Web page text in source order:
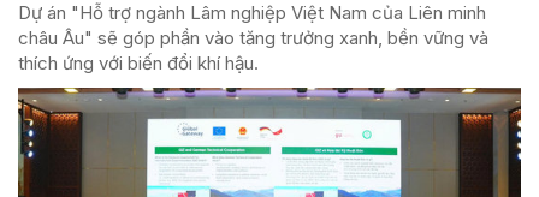
Dự án "Hỗ trợ ngành Lâm nghiệp Việt Nam của Liên minh
châu Âu" sẽ góp phần vào tăng trưởng xanh, bền vững và
thích ứng với biến đổi khí hậu.